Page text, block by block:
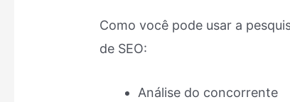
Como você pode usar a
de SEO:
Análise do concorrente